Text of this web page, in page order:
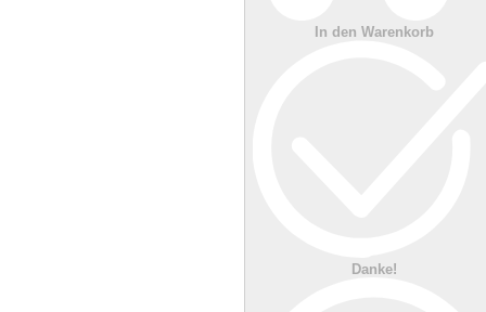
In den Warenkorb
Danke!